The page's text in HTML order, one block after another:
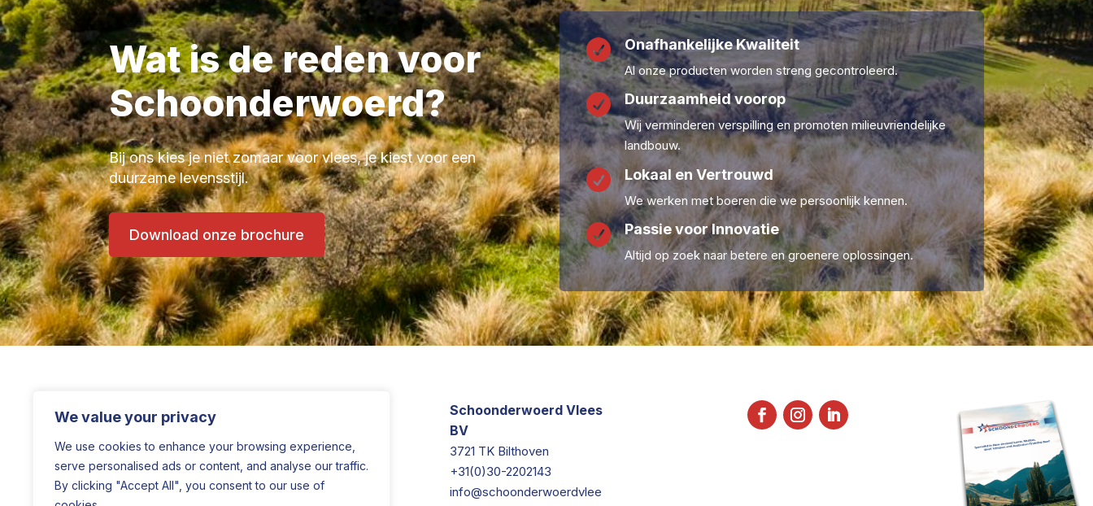
We value your privacy
We use cookies to enhance your browsing experience,
serve personalised ads or content, and analyse our traffic.
By clicking "Accept All", you consent to our use of
Wat is de reden voor
Schoonderwoerd?
Bij ons kies je niet zomaar voor vlees, je kiest voor een
duurzame levensstijl.
Download onze brochure
 Onafhankelijke Kwaliteit
Al onze producten worden streng gecontroleerd.
 Duurzaamheid voorop
Wij verminderen verspilling en promoten milieuvriendelijke
landbouw.
 Lokaal en Vertrouwd
We werken met boeren die we persoonlijk kennen.
 Passie voor Innovatie
Altijd op zoek naar betere en groenere oplossingen.
Schoonderwoerd Vlees
BV
3721 TK Bilthoven
+31(0)30-2202143
info@schoonderwoerdvlee